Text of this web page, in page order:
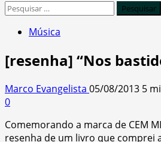
Pesquisar
Música
[resenha] “Nos
Marco Evangelista 05/08/2013 5
0
Comemorando a marca de CEM
resenha de um livro que comprei